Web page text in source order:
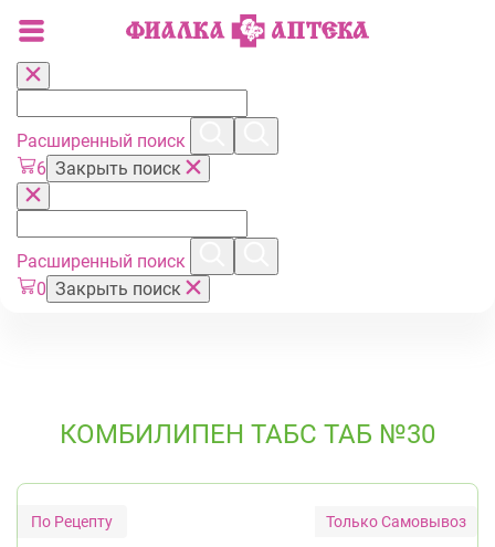
Расширенный поиск
6 Закрыть поиск
Расширенный поиск
0 Закрыть поиск
КОМБИЛИПЕН ТАБС ТАБ №30
Только Самовывоз